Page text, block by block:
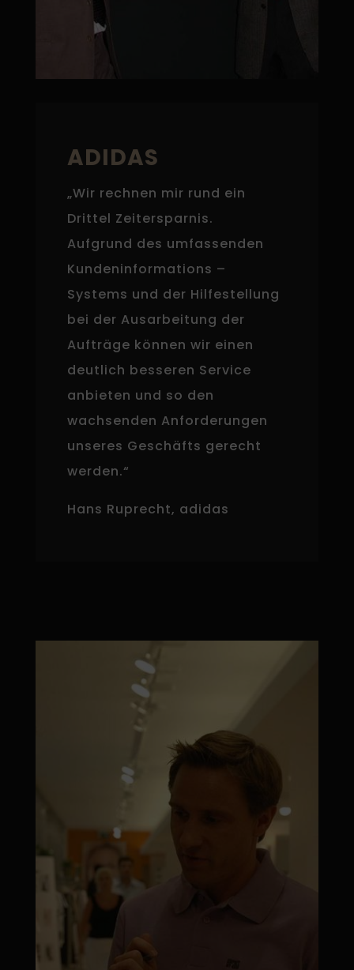
ADIDAS
„Wir rechnen mir rund ein
Drittel Zeitersparnis.
Aufgrund des umfassenden
Kundeninformations –
Systems und der Hilfestellung
bei der Ausarbeitung der
Aufträge können wir einen
deutlich besseren Service
anbieten und so den
wachsenden Anforderungen
unseres Geschäfts gerecht
werden.“
Hans Ruprecht, adidas